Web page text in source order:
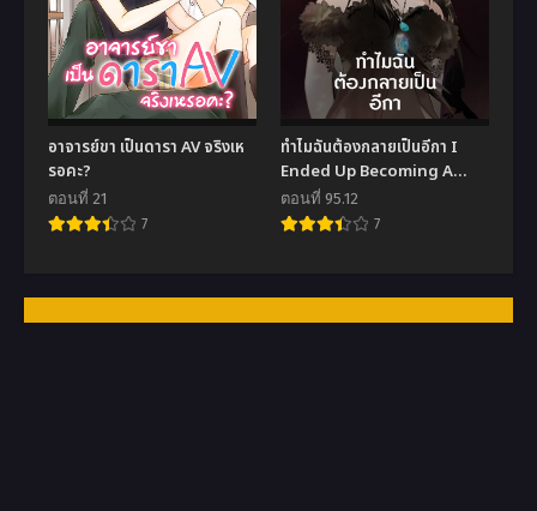
อาจารย์ขา เป็นดารา AV จริงเห
รอคะ?
ตอนที่ 21
7
ทำไมฉันต้องกลายเป็นอีกา I
Ended Up Becoming A
Crow
ตอนที่ 95.12
7